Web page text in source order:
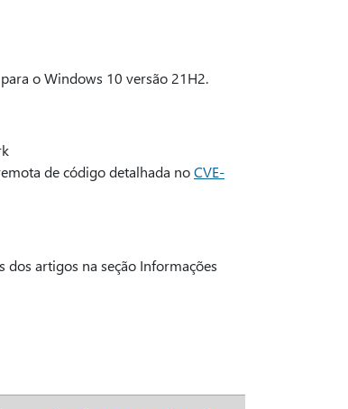
o Windows 10 versão 21H2.
de código detalhada noCVE-
dos artigos na seção Informações